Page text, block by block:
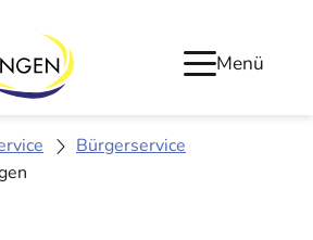
Menü
Bürgerservice